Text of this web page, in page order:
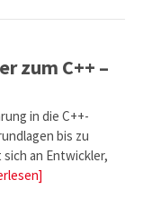
zum C++ –
in die C++-
bis zu
an Entwickler,